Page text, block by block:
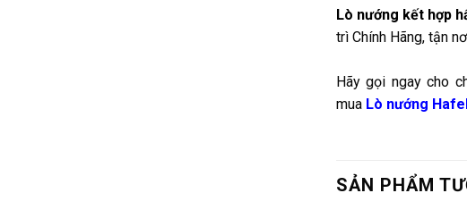
Lò nướng kết hợp
trì Chính Hãng, tận
Hãy gọi ngay cho
mua Lò nướng
SẢN PHẨM